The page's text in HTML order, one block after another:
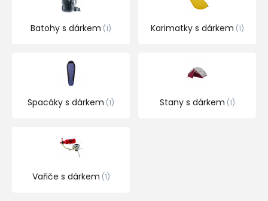
Batohy s dárkem 1 Karimatky s dárkem 1
Spacáky s dárkem 1 Stany s dárkem 1
Vařiče s dárkem 1